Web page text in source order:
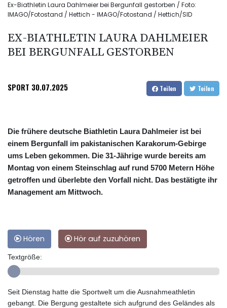
Ex-Biathletin Laura Dahlmeier bei Bergunfall gestorben / Foto:
IMAGO/Fotostand / Hettich - IMAGO/Fotostand / Hettich/SID
EX-BIATHLETIN LAURA DAHLMEIER
BEI BERGUNFALL GESTORBEN
SPORT 30.07.2025 Teilen Teilen
Die frühere deutsche Biathletin Laura Dahlmeier ist bei
einem Bergunfall im pakistanischen Karakorum-Gebirge
ums Leben gekommen. Die 31-Jährige wurde bereits am
Montag von einem Steinschlag auf rund 5700 Metern Höhe
getroffen und überlebte den Vorfall nicht. Das bestätigte ihr
Management am Mittwoch.
Hören Hör auf zuzuhören
Textgröße:
Seit Dienstag hatte die Sportwelt um die Ausnahmeathletin
gebangt. Die Bergung gestaltete sich aufgrund des Geländes als